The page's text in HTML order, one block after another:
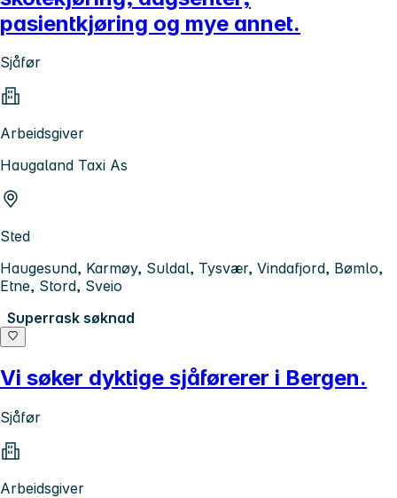
pasientkjøring og mye annet.
Sjåfør
Arbeidsgiver
Haugaland Taxi As
Sted
Haugesund, Karmøy, Suldal, Tysvær, Vindafjord, Bømlo,
Etne, Stord, Sveio
Superrask søknad
Vi søker dyktige sjåførerer i Bergen.
Sjåfør
Arbeidsgiver